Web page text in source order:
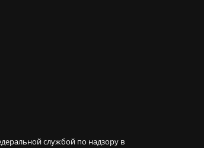
службой по надзору в